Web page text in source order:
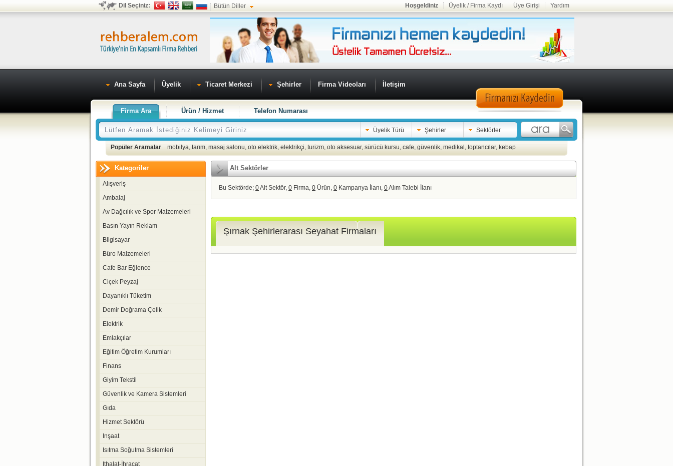
Dil Seçiniz: Bütün Diller Hoşgeldiniz Üyelik / Firma Kaydı Üye Girişi Yardım
Ana Sayfa Üyelik Ticaret Merkezi Şehirler Firma Videoları İletişim
Firma Ara Ürün / Hizmet Telefon Numarası
Üyelik Türü Şehirler Sektörler
Popüler Aramalar mobilya, tarım, masaj salonu, oto elektrik, elektrikçi, turizm, oto aksesuar, sürücü kursu, cafe, güvenlik, medikal , toptancılar, kebap
Kategoriler
Alışveriş
Ambalaj
Av Dağcılık ve Spor Malzemeleri
Basın Yayın Reklam
Bilgisayar
Büro Malzemeleri
Cafe Bar Eğlence
Ciçek Peyzaj
Dayanıklı Tüketim
Demir Doğrama Çelik
Elektrik
Emlakçılar
Eğitim Öğretim Kurumları
Finans
Giyim Tekstil
Güvenlik ve Kamera Sistemleri
Gıda
Hizmet Sektörü
Inşaat
Isıtma Soğutma Sistemleri
Ithalat-İhracat
Alt Sektörler
Bu Sektörde; 0Alt Sektör, 0 Firma, 0 Ürün, 0 Kampanya İlanı, 0Alım Talebi İlanı
Şırnak Şehirlerarası Seyahat Firmaları